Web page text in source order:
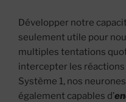
Développer notre
seulement utile pour
multiples tentations
intercepter les
Système 1, nos
également capables d’